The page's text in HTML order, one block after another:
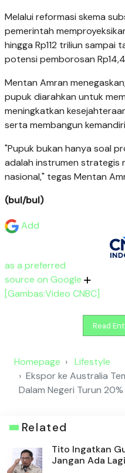
Melalui reformasi skema
pemerintah
hingga Rp112 triliun sampai
potensi pemborosan
Mentan Amran
pupuk diarahkan untuk
meningkatkan
serta membangun
"Pupuk bukan hanya soal
adalah instrumen strategis
nasional," tegas Mentan
(bul/bul)
Add
as a preferred
source on Google
[Gambas:Video CNBC]
Read
Homepage
Lifestyle
Ekspor ke Australia
Dalam Negeri Turun 20%
Related
Tito Ingatkan
Jangan Ada